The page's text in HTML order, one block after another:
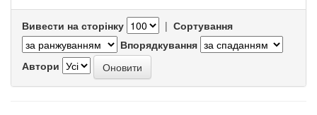
Вивести на сторінку | Сортування
Впорядкування
Автори